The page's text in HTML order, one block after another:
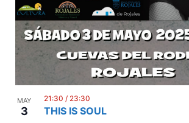
MAY
3 THIS IS SOUL
21:30 / 23:30